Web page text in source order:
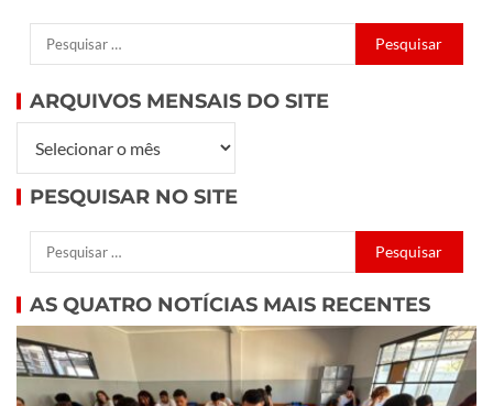
ARQUIVOS MENSAIS DO SITE
PESQUISAR NO SITE
AS QUATRO NOTÍCIAS MAIS RECENTES